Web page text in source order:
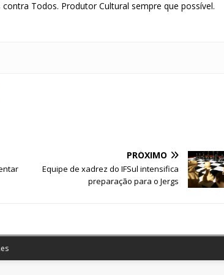
Todos. Produtor Cultural sempre que possível.
PRÓXIMO
Equipe de xadrez do IFSul intensifica
preparação para o Jergs